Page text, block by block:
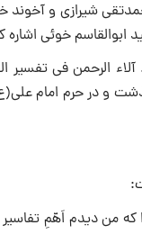
قرن ۱۴ قمری بود. بلاغی نزد میرزا محمدتقی
الرحمن فی تفسیر
داشتن ذوق شعری چکامه‌هایی در ثنای اهل بیت سروده است. وی سرانجام در ۱۳۵۲ق
که من دیدم اَهّمِ تفاسیر